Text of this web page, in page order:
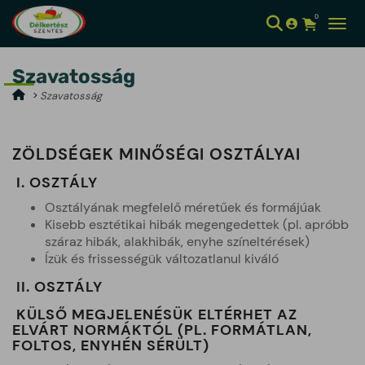
Kosár
0
Szavatosság
Szavatosság
ZÖLDSÉGEK MINŐSÉGI OSZTÁLYAI
I. OSZTÁLY
Osztályának megfelelő méretűek és formájúak
Kisebb esztétikai hibák megengedettek (pl. apróbb
száraz hibák, alakhibák, enyhe színeltérések)
Ízük és frissességük változatlanul kiváló
II. OSZTÁLY
KÜLSŐ MEGJELENÉSÜK ELTÉRHET AZ
ELVÁRT NORMÁKTÓL (PL. FORMÁTLAN,
FOLTOS, ENYHÉN SÉRÜLT)